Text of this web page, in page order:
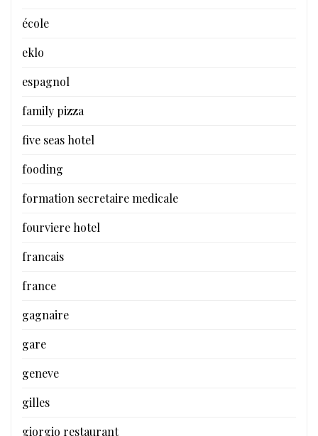
école
eklo
espagnol
family pizza
five seas hotel
fooding
formation secretaire medicale
fourviere hotel
francais
france
gagnaire
gare
geneve
gilles
giorgio restaurant